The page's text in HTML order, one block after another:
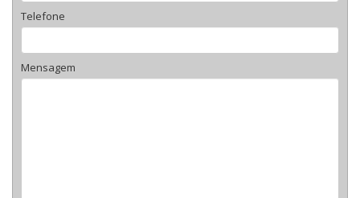
Telefone
Mensagem